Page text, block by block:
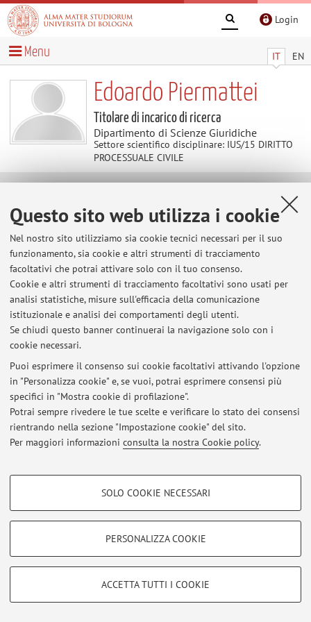
Questo sito web utilizza i cookie
Nel nostro sito utilizziamo sia cookie tecnici necessari per il suo
funzionamento, sia cookie e altri strumenti di tracciamento
facoltativi che potrai attivare solo con il tuo consenso.
Cookie e altri strumenti di tracciamento facoltativi sono usati per
analisi statistiche, misure sull'efficacia della comunicazione
istituzionale e analisi dei comportamenti degli utenti.
Se chiudi questo banner continuerai la navigazione solo con i
cookie necessari.
Puoi esprimere il consenso sui cookie facoltativi attivando l'opzione
in "Personalizza cookie" e, se vuoi, potrai esprimere consensi più
specifici in "Mostra cookie di profilazione".
Potrai sempre rivedere le tue scelte e verificare lo stato dei consensi
rientrando nella sezione "Impostazione cookie" del sito.
Per maggiori informazioni consulta la nostra Cookie policy.
COOKIE DI PROFILAZIONE - FACOLTATIVI
COOKIE TECNICI - NECESSARI
Si tratta di cookie tecnici utilizzati, a titolo esemplificativo, per il corretto
SOLO COOKIE NECESSARI
PERSONALIZZA COOKIE
ACCETTA TUTTI I COOKIE
Login
IT EN
Menu
Edoardo Piermattei
Titolare di incarico di ricerca
Dipartimento di Scienze Giuridiche
Settore scientifico disciplinare: IUS/15 DIRITTO
PROCESSUALE CIVILE
Contatti
E-mail: edoardo.piermattei3@unibo.it
Dipartimento di Scienze Giuridiche
Via Zamboni 27/29, Bologna -Vai alla mappa
Ultimi avvisi
Al momento non sono presenti avvisi.
Accedi tramiteloginper gestire tutti i contenuti del sito.
© 2026 - ALMA MATER STUDIORUM - Università di Bologna - Via
|Note legali|Impostazioni Cookie